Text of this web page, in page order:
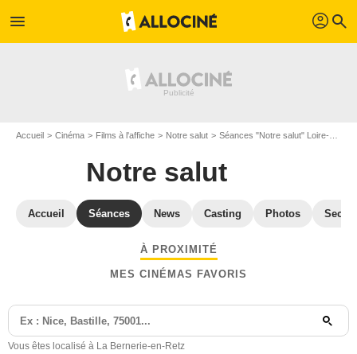
menu profil search
Accueil Cinéma Films à l'affiche Notre salut Séances "Notre salut" Loire-Atlantique
Notre salut
Accueil Séances News Casting Photos
À PROXIMITÉ
MES CINÉMAS FAVORIS
Vous êtes localisé à La Bernerie-en-Retz